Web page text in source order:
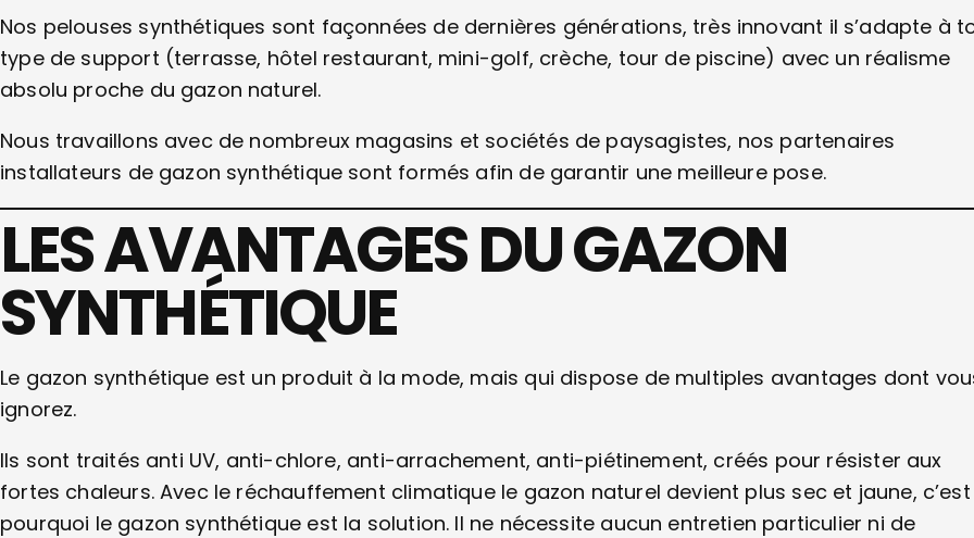
Nos pelouses synthétiques sont façonnées de dernières générations, très innovant il s’adapte à
type de support (terrasse, hôtel restaurant, mini-golf, crèche, tour de piscine) avec un réalisme
absolu proche du gazon naturel.
Nous travaillons avec de nombreux magasins et sociétés de paysagistes, nos partenaires
installateurs de gazon synthétique sont formés afin de garantir une meilleure pose.
LES AVANTAGES DU GAZON
SYNTHÉTIQUE
Le gazon synthétique est un produit à la mode, mais qui dispose de multiples avantages dont
ignorez.
Ils sont traités anti UV, anti-chlore, anti-arrachement, anti-piétinement, créés pour résister aux
fortes chaleurs. Avec le réchauffement climatique le gazon naturel devient plus sec et jaune, c’est
pourquoi le gazon synthétique est la solution. Il ne nécessite aucun entretien particulier ni de